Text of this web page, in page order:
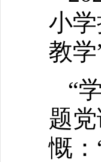
小
教
“
题
慨